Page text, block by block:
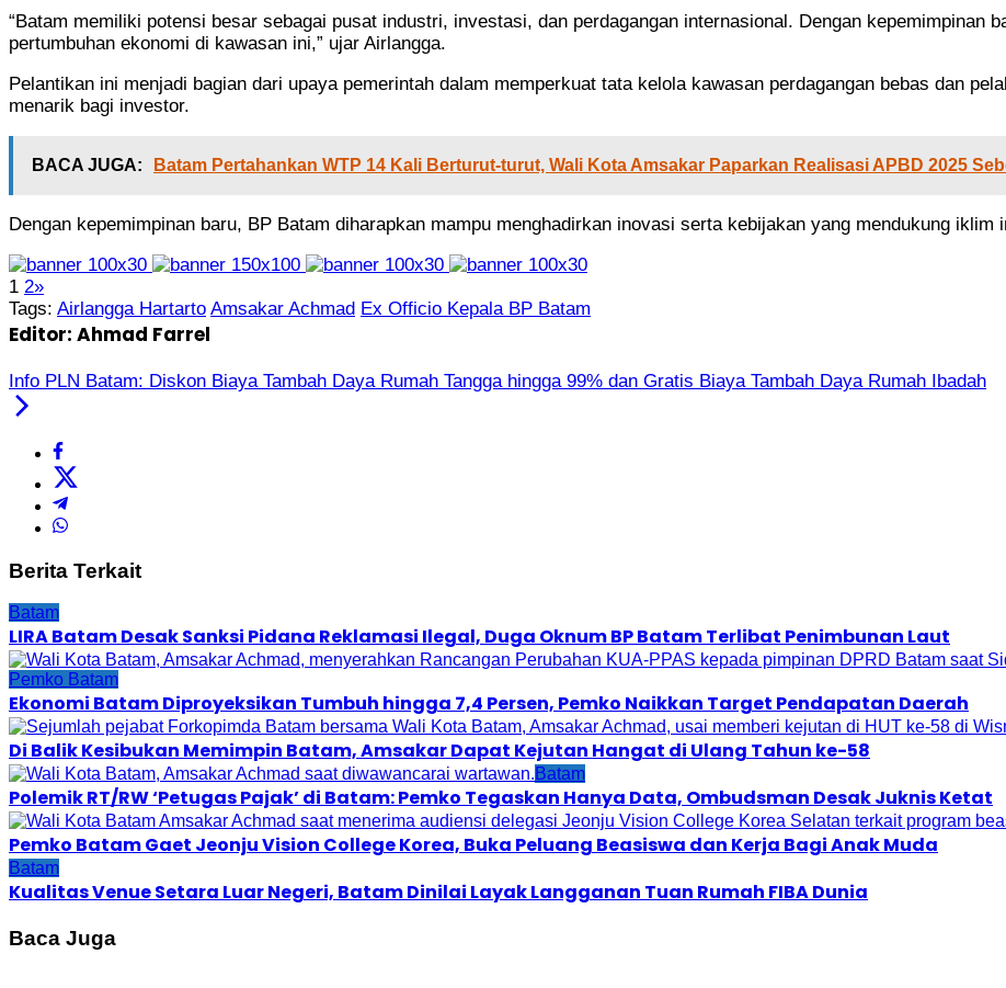
“Batam memiliki potensi besar sebagai pusat industri, investasi, dan perdagangan internasional. Dengan kepemimpinan
pertumbuhan ekonomi di kawasan ini,” ujar Airlangga.
Pelantikan ini menjadi bagian dari upaya pemerintah dalam memperkuat tata kelola kawasan perdagangan bebas dan
menarik bagi investor.
BACA JUGA: Batam Pertahankan WTP 14 Kali Berturut-turut, Wali Kota Amsakar Paparkan Realisasi APBD 2025
Dengan kepemimpinan baru, BP Batam diharapkan mampu menghadirkan inovasi serta kebijakan yang mendukung iklim
1 2»
Tags: Airlangga Hartarto Amsakar Achmad Ex Officio Kepala BP Batam
Editor: Ahmad Farrel
Info PLN Batam: Diskon Biaya Tambah Daya Rumah Tangga hingga 99% dan Gratis Biaya Tambah Daya Rumah Ibadah
Berita Terkait
Batam
LIRA Batam Desak Sanksi Pidana Reklamasi Ilegal, Duga Oknum BP Batam Terlibat Penimbunan Laut
Pemko Batam
Ekonomi Batam Diproyeksikan Tumbuh hingga 7,4 Persen, Pemko Naikkan Target Pendapatan Daerah
Di Balik Kesibukan Memimpin Batam, Amsakar Dapat Kejutan Hangat di Ulang Tahun ke-58
Batam
Polemik RT/RW ‘Petugas Pajak’ di Batam: Pemko Tegaskan Hanya Data, Ombudsman Desak Juknis Ketat
Pemko Batam Gaet Jeonju Vision College Korea, Buka Peluang Beasiswa dan Kerja Bagi Anak Muda
Batam
Kualitas Venue Setara Luar Negeri, Batam Dinilai Layak Langganan Tuan Rumah FIBA Dunia
Baca Juga